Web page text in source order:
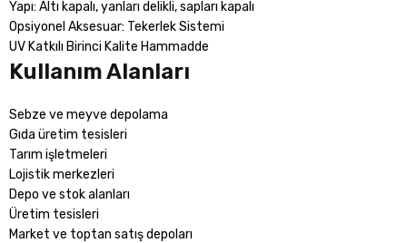
Yapı: Altı kapalı, yanları delikli, sapları kapalı
Opsiyonel Aksesuar: Tekerlek Sistemi
UV Katkılı Birinci Kalite Hammadde
Kullanım Alanları
Sebze ve meyve depolama
Gıda üretim tesisleri
Tarım işletmeleri
Lojistik merkezleri
Depo ve stok alanları
Üretim tesisleri
Market ve toptan satış depoları